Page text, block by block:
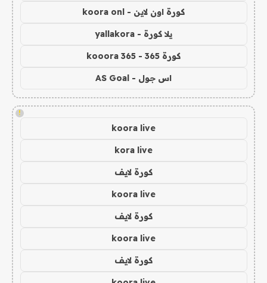
كورة اون لاين - koora onl
يلا كورة - yallakora
كورة 365 - kooora 365
اس جول - AS Goal
!
koora live
kora live
كورة لايف
koora live
كورة لايف
koora live
كورة لايف